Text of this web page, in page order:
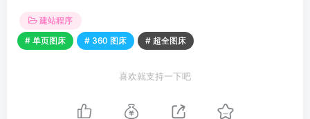
建站程序
# 单页图床
# 360 图床 # 超全图床
喜欢就支持一下吧